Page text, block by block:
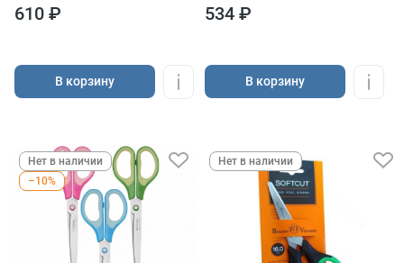
610 ₽
В корзину
534 ₽
В корзину
Нет в наличии
–10%
Нет в наличии